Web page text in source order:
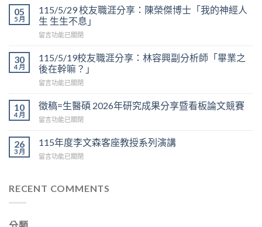
邀
=
生
醫
2026
看
板
論
競
賽
上
午
D
05
5 月
115/5/29 校友職涯分享：陳榮傑博士「我的神經人
生 生生不息」
在
校
友
職
涯
享：
榮
博
士
經
留言功能已關閉
30
4 月
115/5/19校友職涯分享：林容興副分析師「畢業之
後在幹嘛？」
在
校
友
職
分
享：
林
副
留言功能已關閉
10
4 月
徵稿=生醫碩 2026年研究成果分享暨看板論文競賽
在
稿
生
2026
留言功能已關閉
26
3 月
115年度李文森客座教授系列演講
在
度
留言功能已關閉
RECENT COMMENTS